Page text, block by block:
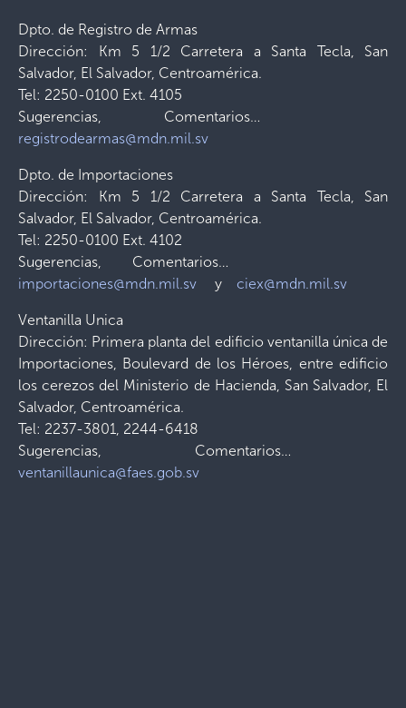
Dpto. de Registro de Armas
Dirección: Km 5 1/2 Carretera a Santa Tecla, San
Salvador, El Salvador, Centroamérica.
Tel: 2250-0100 Ext. 4105
Sugerencias, Comentarios…
registrodearmas@mdn.mil.sv
Dpto. de Importaciones
Dirección: Km 5 1/2 Carretera a Santa Tecla, San
Salvador, El Salvador, Centroamérica.
Tel: 2250-0100 Ext. 4102
Sugerencias, Comentarios…
importaciones@mdn.mil.sv y ciex@mdn.mil.sv
Ventanilla Unica
Dirección: Primera planta del edificio ventanilla única de
Importaciones, Boulevard de los Héroes, entre edificio
los cerezos del Ministerio de Hacienda, San Salvador, El
Salvador, Centroamérica.
Tel: 2237-3801, 2244-6418
Sugerencias, Comentarios…
ventanillaunica@faes.gob.sv